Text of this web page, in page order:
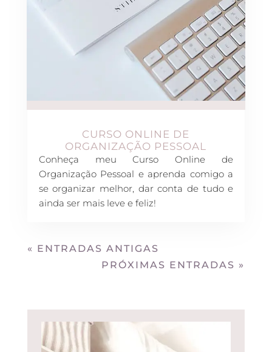
CURSO ONLINE DE
ORGANIZAÇÃO PESSOAL
Conheça meu Curso Online de
Organização Pessoal e aprenda comigo a
se organizar melhor, dar conta de tudo e
ainda ser mais leve e feliz!
« ENTRADAS ANTIGAS
PRÓXIMAS ENTRADAS »